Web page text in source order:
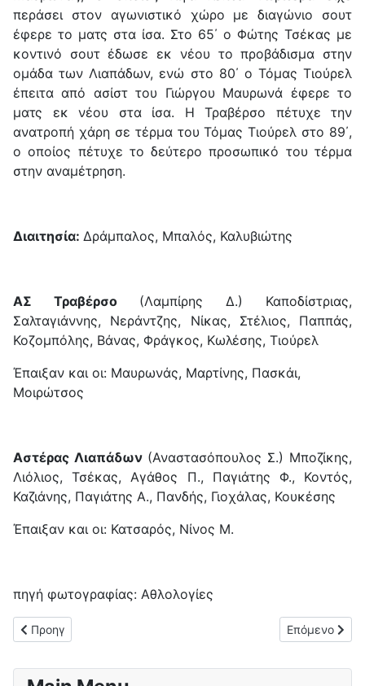
περάσει στον αγωνιστικό χώρο με διαγώνιο σουτ
έφερε το ματς στα ίσα. Στο 65΄ ο Φώτης Τσέκας με
κοντινό σουτ έδωσε εκ νέου το προβάδισμα στην
ομάδα των Λιαπάδων, ενώ στο 80΄ ο Τόμας Τιούρελ
έπειτα από ασίστ του Γιώργου Μαυρωνά έφερε το
ματς εκ νέου στα ίσα. Η Τραβέρσο πέτυχε την
ανατροπή χάρη σε τέρμα του Τόμας Τιούρελ στο 89΄,
ο οποίος πέτυχε το δεύτερο προσωπικό του τέρμα
στην αναμέτρηση.
Διαιτησία: Δράμπαλος, Μπαλός, Καλυβιώτης
ΑΣ Τραβέρσο (Λαμπίρης Δ.) Καποδίστριας,
Σαλταγιάννης, Νεράντζης, Νίκας, Στέλιος, Παππάς,
Κοζομπόλης, Βάνας, Φράγκος, Κωλέσης, Τιούρελ
Έπαιξαν και οι: Μαυρωνάς, Μαρτίνης, Πασκάι,
Μοιρώτσος
Αστέρας Λιαπάδων (Αναστασόπουλος Σ.) Μποζίκης,
Λιόλιος, Τσέκας, Αγάθος Π., Παγιάτης Φ., Κοντός,
Καζιάνης, Παγιάτης Α., Πανδής, Γιοχάλας, Κουκέσης
Έπαιξαν και οι: Κατσαρός, Νίνος Μ.
πηγή φωτογραφίας: Αθλολογίες
Προηγούμενο άρθρο: Νίκη για τους Φοίνικες Β΄ (0-1) επί της
Προηγ Επόμενο
Επόμενο